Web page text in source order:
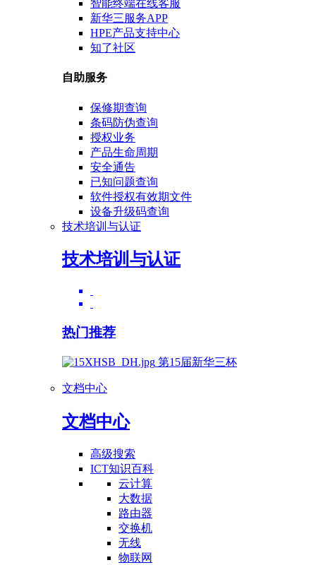
智能终端在线客服
新华三服务APP
HPE产品支持中心
知了社区
自助服务
保修期查询
条码防伪查询
授权业务
产品生命周期
安全通告
已知问题查询
软件授权有效期文件
设备升级码查询
技术培训与认证
技术培训与认证
热门推荐
第15届新华三杯
文档中心
文档中心
高级搜索
ICT知识百科
云计算
大数据
路由器
交换机
无线
物联网